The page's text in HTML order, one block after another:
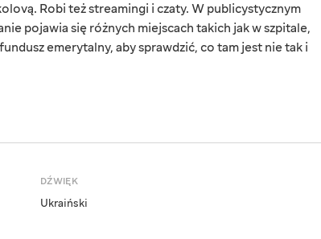
Robi też streamingi i czaty. W publicystycznym
pojawia się różnych miejscach takich jak w szpitale,
emerytalny, aby sprawdzić, co tam jest nie tak i
DŹWIĘK
Ukraiński